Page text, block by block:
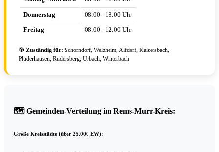
Donnerstag 08:00 - 18:00 Uhr
Freitag 08:00 - 12:00 Uhr
🎯 Zuständig für: Schorndorf, Welzheim, Alfdorf, Kaisersbach,
Plüderhausen, Rudersberg, Urbach, Winterbach
🗺️ Gemeinden-Verteilung im Rems-Murr-Kreis:
Große Kreisstädte (über 25.000 EW):